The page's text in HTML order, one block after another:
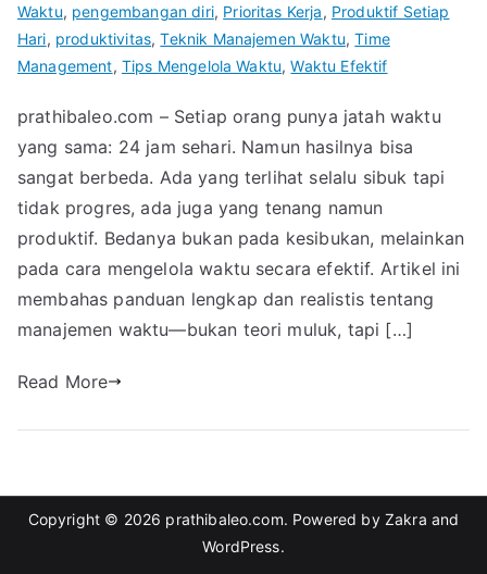
Waktu, pengembangan diri, Prioritas Kerja, Produktif Setiap
Hari, produktivitas,Teknik Manajemen Waktu,Time
Management, Tips Mengelola Waktu,Waktu Efektif
prathibaleo.com – Setiap orang punya jatah waktu
yang sama: 24 jam sehari. Namun hasilnya bisa
sangat berbeda. Ada yang terlihat selalu sibuk tapi
tidak progres, ada juga yang tenang namun
produktif. Bedanya bukan pada kesibukan, melainkan
pada cara mengelola waktu secara efektif. Artikel ini
membahas panduan lengkap dan realistis tentang
manajemen waktu—bukan teori muluk, tapi […]
Read More
Copyright © 2026 prathibaleo.com. Powered by Zakra and
WordPress.